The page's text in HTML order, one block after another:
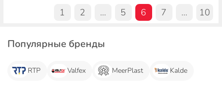
1 2 ... 5 6 7 ... 10
Популярные бренды
RTP Valfex MeerPlast Kalde